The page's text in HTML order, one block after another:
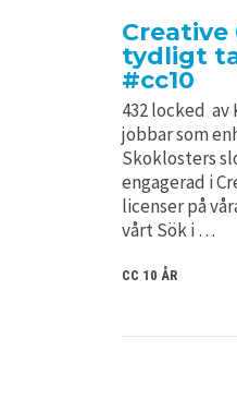
tydligt
#cc10
432 locked av
jobbar som
Skoklosters
engagerad i
licenser på
vårt Sök i …
CC 10 ÅR